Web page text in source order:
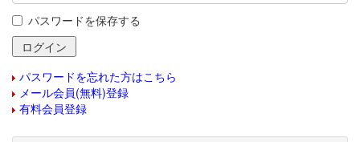
パスワードを保存する
パスワードを忘れた方はこちら
メール会員(無料)登録
有料会員登録